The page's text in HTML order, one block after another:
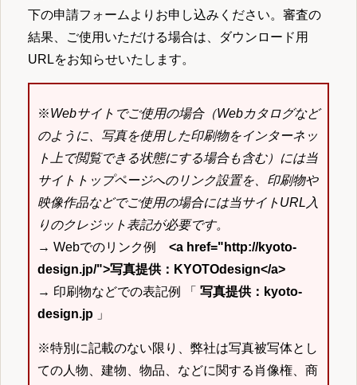
下の申請フォームよりお申し込みください。審査の
結果、ご使用いただける場合は、ダウンロード用
URLをお知らせいたします。
※Webサイトでご使用の場合（Webカタログなど
のように、写真を使用した印刷物をインターネッ
ト上で閲覧できる状態にする場合も含む）には当
サイトトップページへのリンク設置を、印刷物や
映像作品などでご使用の場合には当サイトURL入
りのクレジット表記が必要です。
→ Webでのリンク例 <a href="http://kyoto-
design.jp/">写真提供：KYOTOdesign</a>
→ 印刷物などでの表記例 「 写真提供：kyoto-
design.jp 」
※特別に記載のない限り、弊社は写真被写体とし
ての人物、建物、物品、などに関する肖像権、商